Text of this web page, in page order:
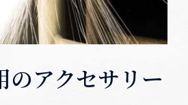
のアクセサリー